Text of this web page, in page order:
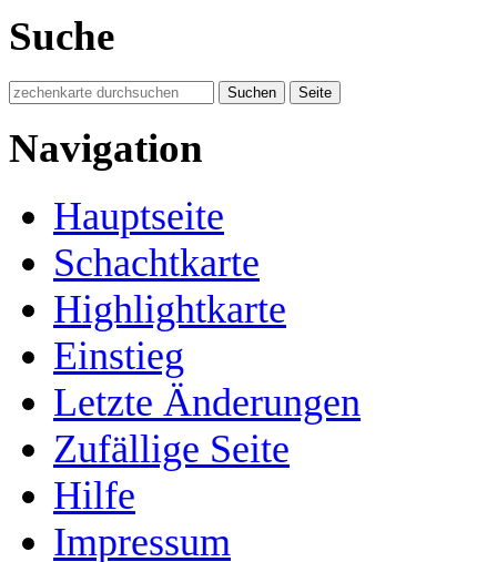
Suche
Navigation
Hauptseite
Schachtkarte
Highlightkarte
Einstieg
Letzte Änderungen
Zufällige Seite
Hilfe
Impressum